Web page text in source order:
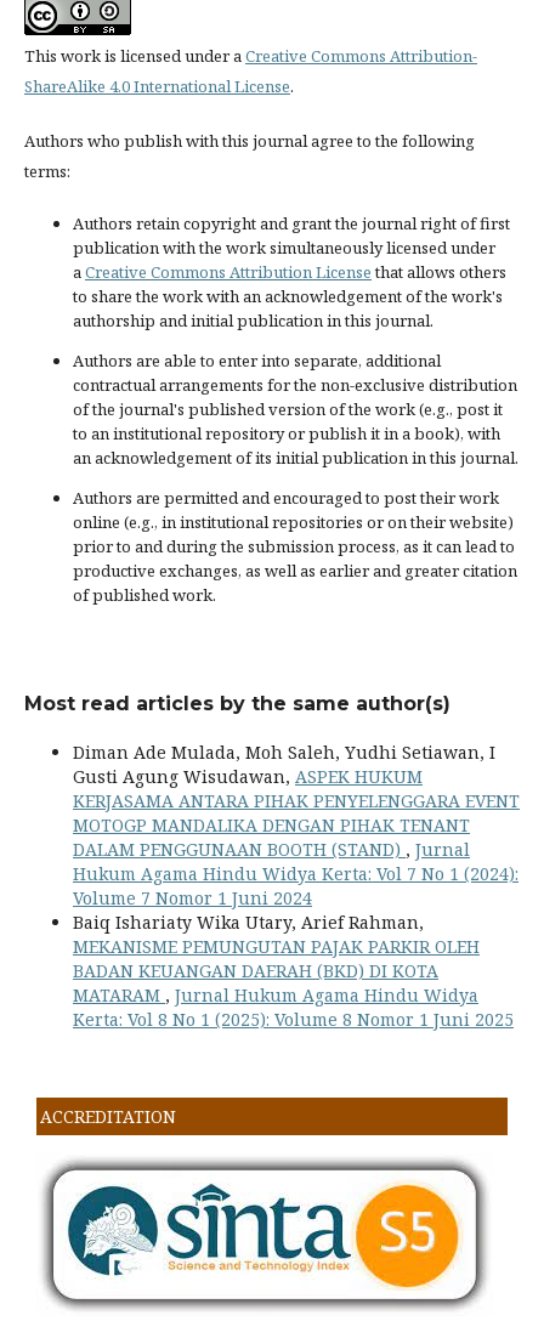
This work is licensed under aCreative Commons Attribution-
ShareAlike 4.0 International License.
Authors who publish with this journal agree to the following
terms:
Authors retain copyright and grant the journal right of first
publication with the work simultaneously licensed under
aCreative Commons Attribution Licensethat allows others
to share the work with an acknowledgement of the work's
authorship and initial publication in this journal.
Authors are able to enter into separate, additional
contractual arrangements for the non-exclusive distribution
of the journal's published version of the work (e.g., post it
to an institutional repository or publish it in a book), with
an acknowledgement of its initial publication in this journal.
Authors are permitted and encouraged to post their work
online (e.g., in institutional repositories or on their website)
prior to and during the submission process, as it can lead to
productive exchanges, as well as earlier and greater citation
of published work.
Most read articles by the same author(s)
Diman Ade Mulada, Moh Saleh, Yudhi Setiawan, I
Gusti Agung Wisudawan, ASPEK HUKUM
KERJASAMA ANTARA PIHAK PENYELENGGARA EVENT
MOTOGP MANDALIKA DENGAN PIHAK TENANT
DALAM PENGGUNAAN BOOTH (STAND) , Jurnal
Hukum Agama Hindu Widya Kerta: Vol 7 No 1 (2024):
Volume 7 Nomor 1 Juni 2024
Baiq Ishariaty Wika Utary, Arief Rahman,
MEKANISME PEMUNGUTAN PAJAK PARKIR OLEH
BADAN KEUANGAN DAERAH (BKD) DI KOTA
MATARAM , Jurnal Hukum Agama Hindu Widya
Kerta: Vol 8 No 1 (2025): Volume 8 Nomor 1 Juni 2025
ACCREDITATION